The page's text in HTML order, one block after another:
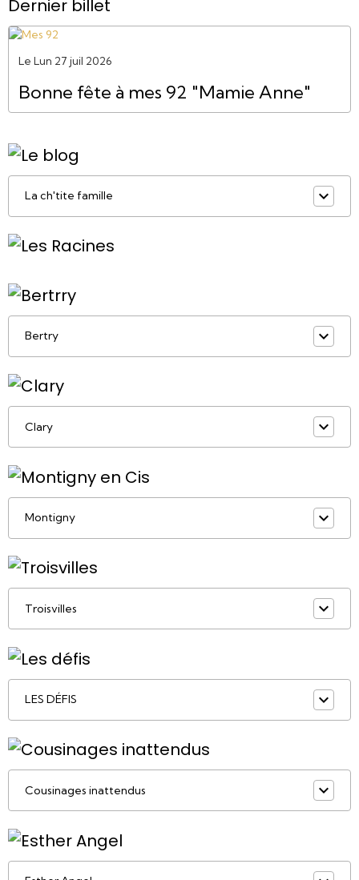
Dernier billet
Le Lun 27 juil 2026
Bonne fête à mes 92 "Mamie Anne"
La ch'tite famille
Bertry
Clary
Montigny
Troisvilles
LES DÉFIS
Cousinages inattendus